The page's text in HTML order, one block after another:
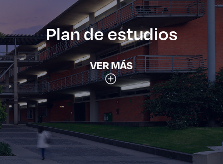
Plan de estudios
VER MÁS